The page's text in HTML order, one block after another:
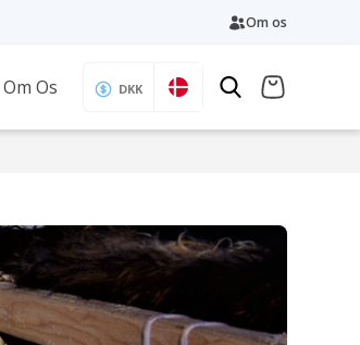
Om os
Om Os DKK